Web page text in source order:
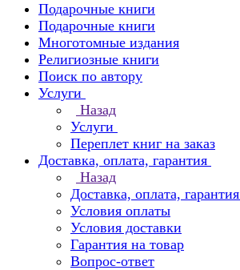
Подарочные книги
Подарочные книги
Многотомные издания
Религиозные книги
Поиск по автору
Услуги
Назад
Услуги
Переплет книг на заказ
Доставка, оплата, гарантия
Назад
Доставка, оплата, гарантия
Условия оплаты
Условия доставки
Гарантия на товар
Вопрос-ответ